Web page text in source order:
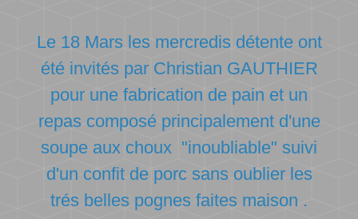
Le 18 Mars les mercredis détente ont
été invités par Christian GAUTHIER
pour une fabrication de pain et un
repas composé principalement d'une
soupe aux choux "inoubliable" suivi
d'un confit de porc sans oublier les
trés belles pognes faites maison .